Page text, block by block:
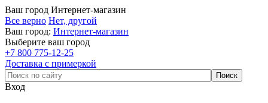
Ваш город Интернет-магазин
Все верно Нет, другой
Ваш город: Интернет-магазин
Выберите ваш город
+7 800 775-12-25
Доставка с примеркой
Вход